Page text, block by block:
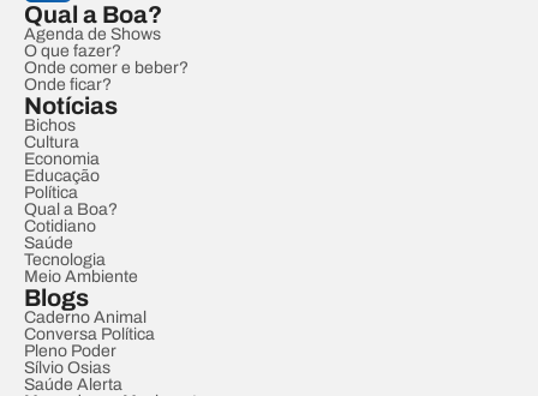
Qual a Boa?
Agenda de Shows
O que fazer?
Onde comer e beber?
Onde ficar?
Notícias
Bichos
Cultura
Economia
Educação
Política
Qual a Boa?
Cotidiano
Saúde
Tecnologia
Meio Ambiente
Blogs
Caderno Animal
Conversa Política
Pleno Poder
Sílvio Osias
Saúde Alerta